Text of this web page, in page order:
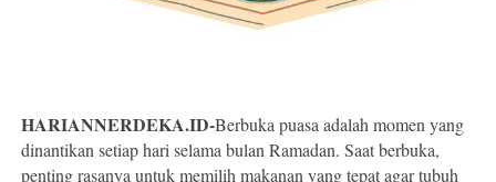
HARIANNERDEKA.ID-Berbuka puasa adalah momen yang
dinantikan setiap hari selama bulan Ramadan. Saat berbuka,
penting rasanya untuk memilih makanan yang tepat agar tubuh